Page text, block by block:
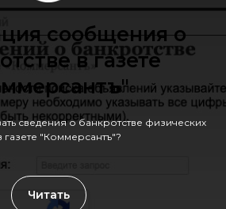
сообщения о
в газете
сведения о банкротстве физических
газете "Коммерсантъ"?
Читать